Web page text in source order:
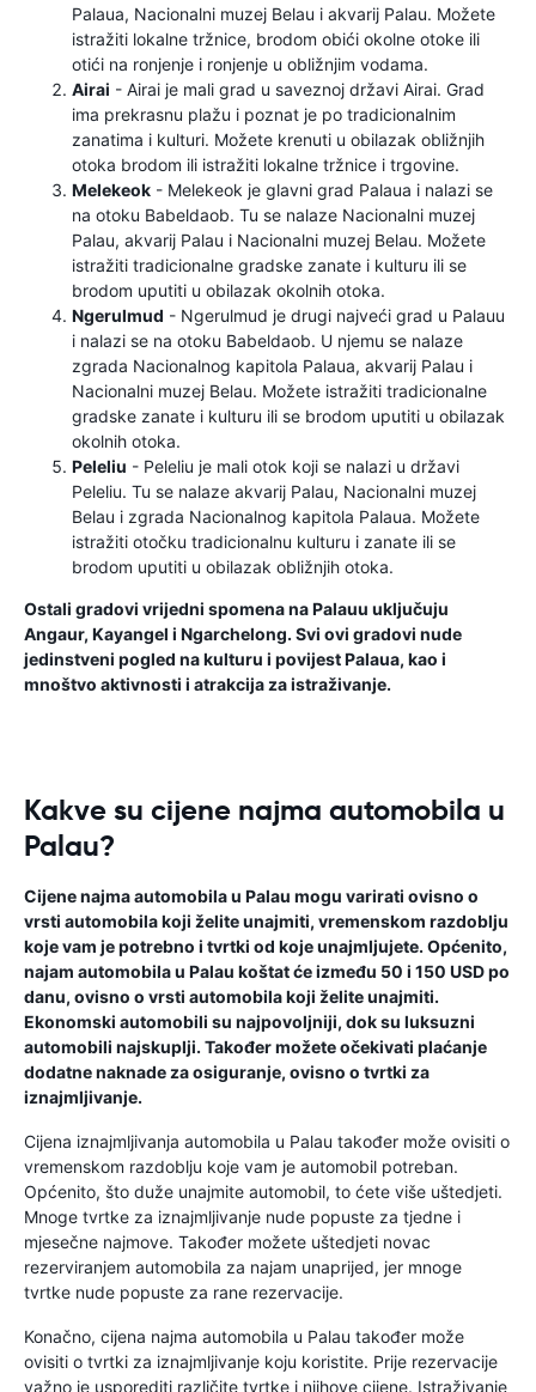
Palaua, Nacionalni muzej Belau i akvarij Palau. Možete
istražiti lokalne tržnice, brodom obići okolne otoke ili
otići na ronjenje i ronjenje u obližnjim vodama.
Airai - Airai je mali grad u saveznoj državi Airai. Grad
ima prekrasnu plažu i poznat je po tradicionalnim
zanatima i kulturi. Možete krenuti u obilazak obližnjih
otoka brodom ili istražiti lokalne tržnice i trgovine.
Melekeok - Melekeok je glavni grad Palaua i nalazi se
na otoku Babeldaob. Tu se nalaze Nacionalni muzej
Palau, akvarij Palau i Nacionalni muzej Belau. Možete
istražiti tradicionalne gradske zanate i kulturu ili se
brodom uputiti u obilazak okolnih otoka.
Ngerulmud - Ngerulmud je drugi najveći grad u Palauu
i nalazi se na otoku Babeldaob. U njemu se nalaze
zgrada Nacionalnog kapitola Palaua, akvarij Palau i
Nacionalni muzej Belau. Možete istražiti tradicionalne
gradske zanate i kulturu ili se brodom uputiti u obilazak
okolnih otoka.
Peleliu - Peleliu je mali otok koji se nalazi u državi
Peleliu. Tu se nalaze akvarij Palau, Nacionalni muzej
Belau i zgrada Nacionalnog kapitola Palaua. Možete
istražiti otočku tradicionalnu kulturu i zanate ili se
brodom uputiti u obilazak obližnjih otoka.
Ostali gradovi vrijedni spomena na Palauu uključuju
Angaur, Kayangel i Ngarchelong. Svi ovi gradovi nude
jedinstveni pogled na kulturu i povijest Palaua, kao i
mnoštvo aktivnosti i atrakcija za istraživanje.
Kakve su cijene najma automobila u
Palau?
Cijene najma automobila u Palau mogu varirati ovisno o
vrsti automobila koji želite unajmiti, vremenskom razdoblju
koje vam je potrebno i tvrtki od koje unajmljujete. Općenito,
najam automobila u Palau koštat će između 50 i 150 USD po
danu, ovisno o vrsti automobila koji želite unajmiti.
Ekonomski automobili su najpovoljniji, dok su luksuzni
automobili najskuplji. Također možete očekivati ​​plaćanje
dodatne naknade za osiguranje, ovisno o tvrtki za
iznajmljivanje.
Cijena iznajmljivanja automobila u Palau također može ovisiti o
vremenskom razdoblju koje vam je automobil potreban.
Općenito, što duže unajmite automobil, to ćete više uštedjeti.
Mnoge tvrtke za iznajmljivanje nude popuste za tjedne i
mjesečne najmove. Također možete uštedjeti novac
rezerviranjem automobila za najam unaprijed, jer mnoge
tvrtke nude popuste za rane rezervacije.
Konačno, cijena najma automobila u Palau također može
ovisiti o tvrtki za iznajmljivanje koju koristite. Prije rezervacije
važno je usporediti različite tvrtke i njihove cijene. Istraživanje